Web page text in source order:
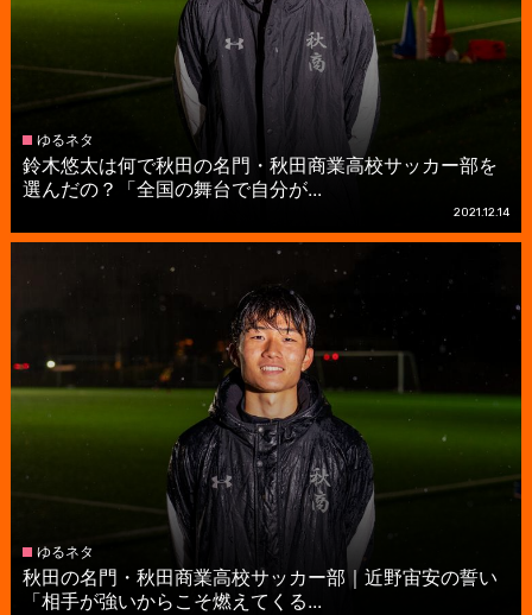
ゆるネタ
鈴木悠太は何で秋田の名門・秋田商業高校サッカー部を
選んだの？「全国の舞台で自分が...
2021.12.14
ゆるネタ
秋田の名門・秋田商業高校サッカー部｜近野宙安の誓い
「相手が強いからこそ燃えてくる...